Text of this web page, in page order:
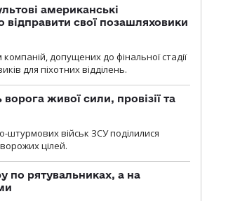
американські
свої позашляховики
допущених до фінальної стадії
для піхотних відділень.
живої сили, провізії та
штурмових військ ЗСУ поділилися
цілей.
по рятувальниках, а на